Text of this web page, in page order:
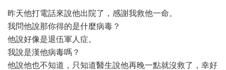
昨天他打電話來說他出院了，感謝我救他一命。
我問他說那你得的是什麼病毒？
他說好像是退伍軍人症。
我說是漢他病毒嗎？
他說他也不知道，只知道醫生說他再晚一點就沒救了，幸好